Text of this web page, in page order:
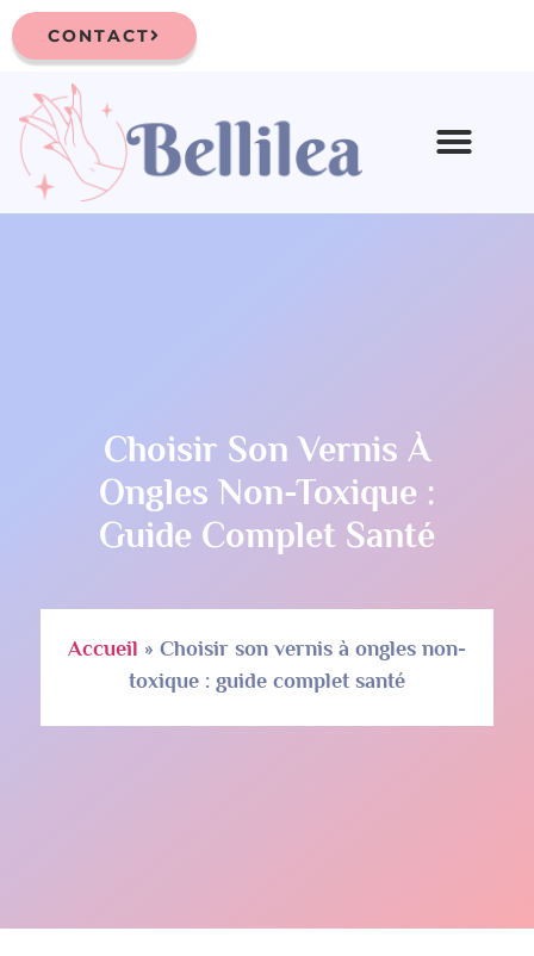
CONTACT
Choisir Son Vernis À
Ongles Non-Toxique :
Guide Complet Santé
Accueil » Choisir son vernis à ongles non-
toxique : guide complet santé